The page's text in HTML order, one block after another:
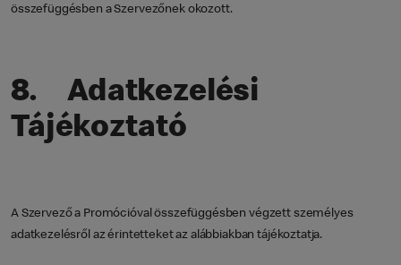
összefüggésben a Szervezőnek okozott.
8. Adatkezelési
Tájékoztató
A Szervező a Promócióval összefüggésben végzett személyes
adatkezelésről az érintetteket az alábbiakban tájékoztatja.